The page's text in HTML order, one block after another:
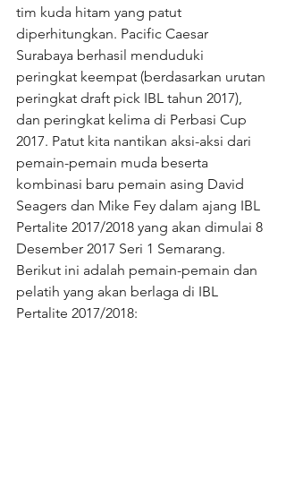
tim kuda hitam yang patut
diperhitungkan. Pacific Caesar
Surabaya berhasil menduduki
peringkat keempat (berdasarkan urutan
peringkat draft pick IBL tahun 2017),
dan peringkat kelima di Perbasi Cup
2017. Patut kita nantikan aksi-aksi dari
pemain-pemain muda beserta
kombinasi baru pemain asing David
Seagers dan Mike Fey dalam ajang IBL
Pertalite 2017/2018 yang akan dimulai 8
Desember 2017 Seri 1 Semarang.
Berikut ini adalah pemain-pemain dan
pelatih yang akan berlaga di IBL
Pertalite 2017/2018: